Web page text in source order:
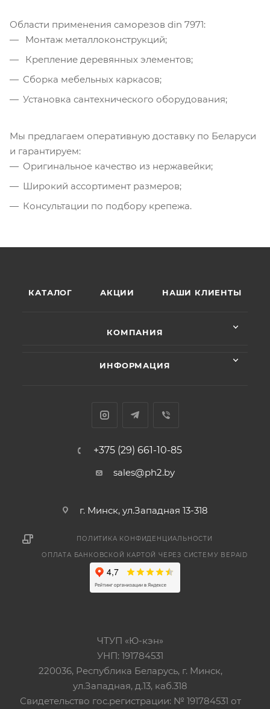
Области применения саморезов din 7971:
Монтаж металлоконструкций;
Крепление деревянных элементов;
Сборка мебельных каркасов;
Установка сантехнического оборудования;
Мы предлагаем оперативную доставку по Беларуси
и гарантируем:
Оригинальное качество из нержавейки;
Широкий ассортимент размеров;
Консультации по подбору крепежа.
КАТАЛОГ АКЦИИ НАШИ КЛИЕНТЫ
КОМПАНИЯ
ИНФОРМАЦИЯ
+375 (29) 661-10-85
sales@ph2.by
г. Минск, ул.Западная 13-318
ПОЛИТИКА КОНФИДЕНЦИАЛЬНОСТИ
ОПЛАТА БАНКОВСКОЙ КАРТОЙ ЧЕРЕЗ СИСТЕМУ BEPAID
ЧТУП «Ю-кэн»
УНП: 191784531
220036, Республика Беларусь, г. Минск,
ул.Западная, д.13, каб.318
Свидетельство гос.регистрации: № 191784531 от